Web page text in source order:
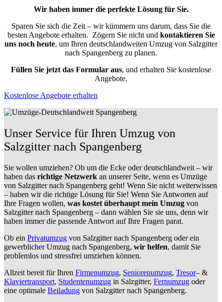
Wir haben immer die perfekte Lösung für Sie.
Sparen Sie sich die Zeit – wir kümmern uns darum, dass Sie die
besten Angebote erhalten. Zögern Sie nicht und kontaktieren Sie
uns noch heute, um Ihren deutschlandweiten Umzug von Salzgitter
nach Spangenberg zu planen.
Füllen Sie jetzt das Formular aus, und erhalten Sie kostenlose
Angebote.
Kostenlose Angebote erhalten
Unser Service für Ihren Umzug von
Salzgitter nach Spangenberg
Sie wollen umziehen? Ob um die Ecke oder deutschlandweit – wir
haben das richtige Netzwerk an unserer Seite, wenn es Umzüge
von Salzgitter nach Spangenberg geht! Wenn Sie nicht weiterwissen
– haben wir die richtige Lösung für Sie! Wenn Sie Antworten auf
Ihre Fragen wollen, was kostet überhaupt mein Umzug von
Salzgitter nach Spangenberg – dann wählen Sie sie uns, denn wir
haben immer die passende Antwort auf Ihre Fragen parat.
Ob ein Privatumzug von Salzgitter nach Spangenberg oder ein
gewerblicher Umzug nach Spangenberg, wir helfen, damit Sie
problemlos und stressfrei umziehen können.
Allzeit bereit für Ihren Firmenumzug, Seniorenumzug, Tresor– &
Klaviertransport, Studentenumzug in Salzgitter, Fernumzug oder
eine optimale Beiladung von Salzgitter nach Spangenberg.